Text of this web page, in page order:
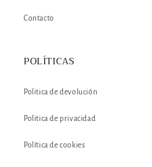
Contacto
POLÍTICAS
Politica de devolución
Politica de privacidad
Política de cookies